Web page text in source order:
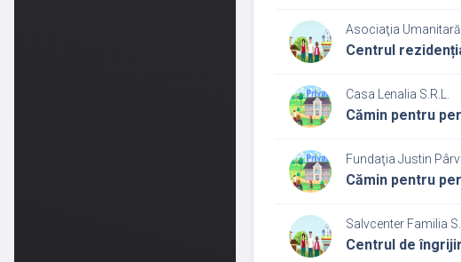
Asociaţia
Centrul
Casa Lenalia S.R.L.
Cămin pentru
Fundaţia Justin
Cămin pentru
Salvcenter Familia
Centrul de